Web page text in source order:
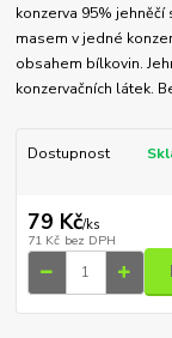
konzerva 95%
masem v jedné
obsahem bílkovin.
konzervačních látek.
Dostupnost
79 Kč/ks
71 Kč bez DPH